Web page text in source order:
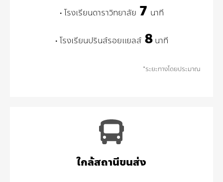
• โรงเรียนดาราวิทยาลัย 7 นาที
• โรงเรียนปรินส์รอยแยลส์ 8 นาที
*ระยะทางโดยประมาณ
ใกล้สถานีขนส่ง